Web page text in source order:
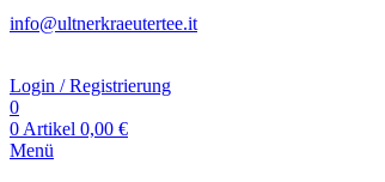
info@ultnerkraeutertee.it
Login / Registrierung
0
0 Artikel 0,00 €
Menü